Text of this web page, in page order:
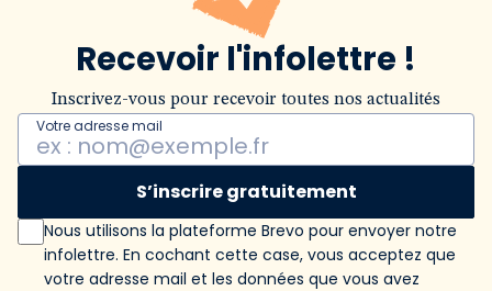
Recevoir l'infolettre !
Inscrivez-vous pour recevoir toutes nos actualités
Votre adresse mail
S’inscrire gratuitement
Nous utilisons la plateforme Brevo pour envoyer notre
infolettre. En cochant cette case, vous acceptez que
votre adresse mail et les données que vous avez